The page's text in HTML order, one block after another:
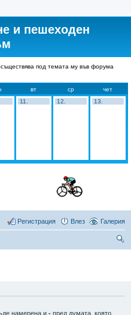
и пешеходен
под темата му във форума
вт ср
чет
11. 12. 13.
Галерия
Влез
Регистрация
намерена и - пред думата, която